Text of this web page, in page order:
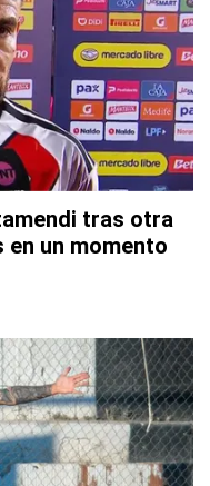
tras otra
en un momento